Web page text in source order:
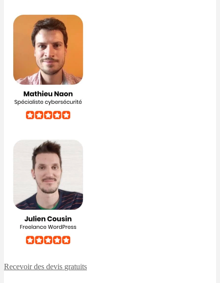
Recevoir des devis gratuits